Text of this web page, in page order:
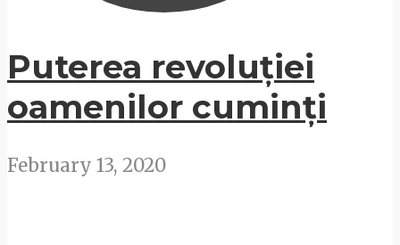
Puterea revoluției
oamenilor cuminți
February 13, 2020